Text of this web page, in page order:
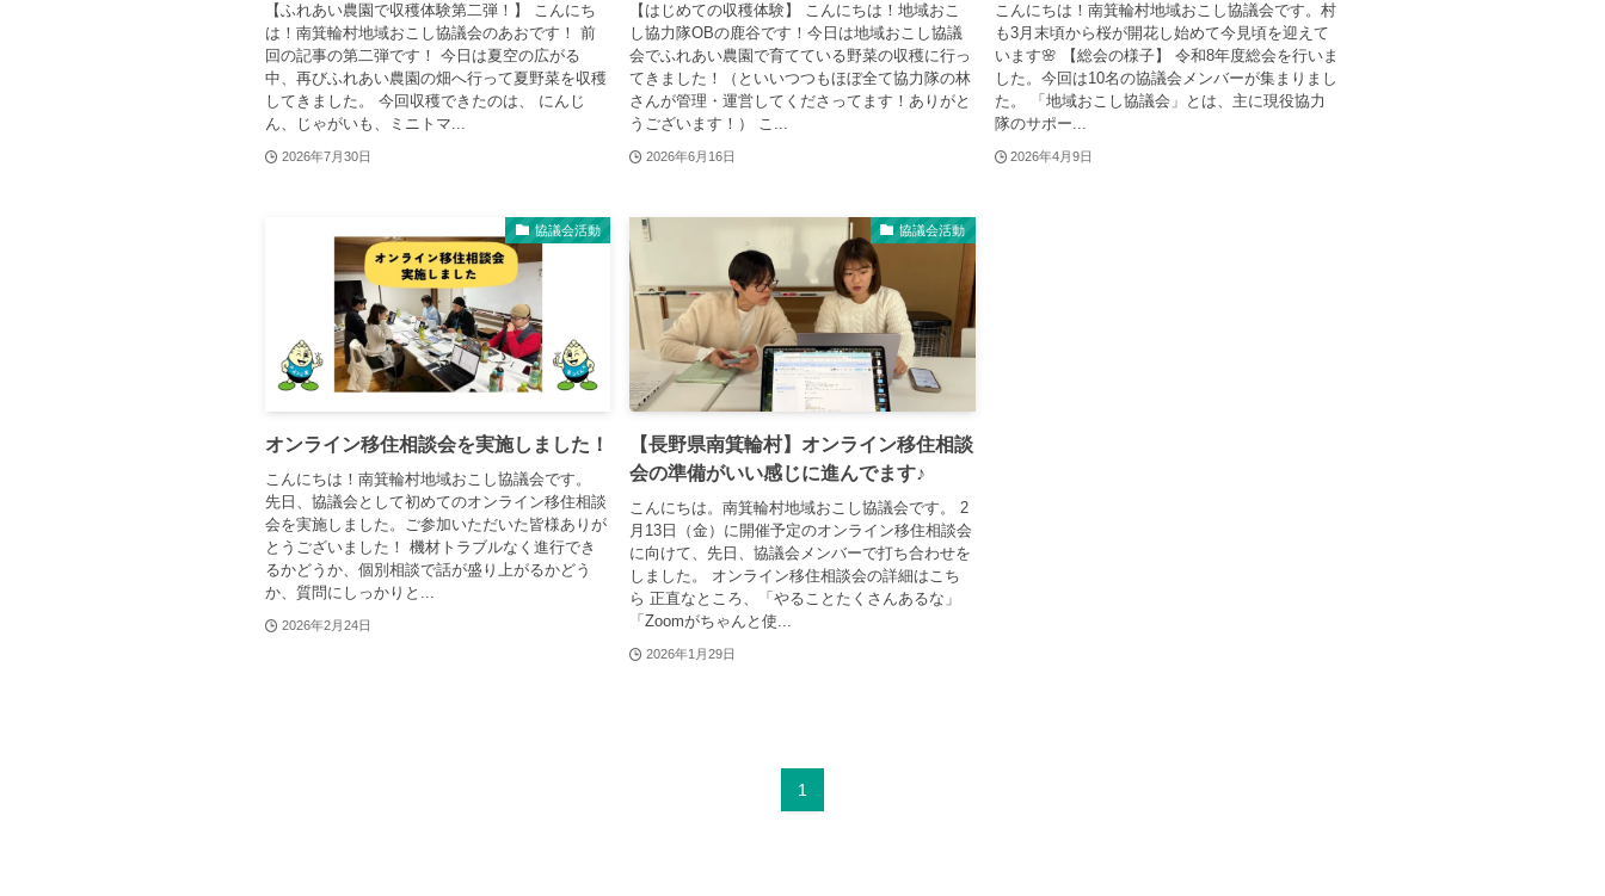
【ふれあい農園で収穫体験第二弾！】 こんにち
は！南箕輪村地域おこし協議会のあおです！ 前
回の記事の第二弾です！ 今日は夏空の広がる
中、再びふれあい農園の畑へ行って夏野菜を収穫
してきました。 今回収穫できたのは、 にんじ
ん、じゃがいも、ミニトマ...
2026年7月30日
【はじめての収穫体験】 こんにちは！地域おこ
し協力隊OBの鹿谷です！今日は地域おこし協議
会でふれあい農園で育てている野菜の収穫に行っ
てきました！（といいつつもほぼ全て協力隊の林
さんが管理・運営してくださってます！ありがと
うございます！） こ...
2026年6月16日
こんにちは！南箕輪村地域おこし協議会です。村
も3月末頃から桜が開花し始めて今見頃を迎えて
います🌸 【総会の様子】 令和8年度総会を行いま
した。今回は10名の協議会メンバーが集まりまし
た。 「地域おこし協議会」とは、主に現役協力
隊のサポー...
2026年4月9日
協議会活動
オンライン移住相談会を実施しました！
こんにちは！南箕輪村地域おこし協議会です。
先日、協議会として初めてのオンライン移住相談
会を実施しました。ご参加いただいた皆様ありが
とうございました！ 機材トラブルなく進行でき
るかどうか、個別相談で話が盛り上がるかどう
か、質問にしっかりと...
2026年2月24日
協議会活動
【長野県南箕輪村】オンライン移住相談
会の準備がいい感じに進んでます♪
こんにちは。南箕輪村地域おこし協議会です。 2
月13日（金）に開催予定のオンライン移住相談会
に向けて、先日、協議会メンバーで打ち合わせを
しました。 オンライン移住相談会の詳細はこち
ら 正直なところ、「やることたくさんあるな」
「Zoomがちゃんと使...
2026年1月29日
1